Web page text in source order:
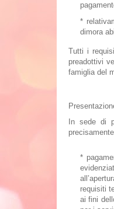
*
dimora
Tutti i
preadottivi
famiglia del
In sede di
*
requisiti
ai fini